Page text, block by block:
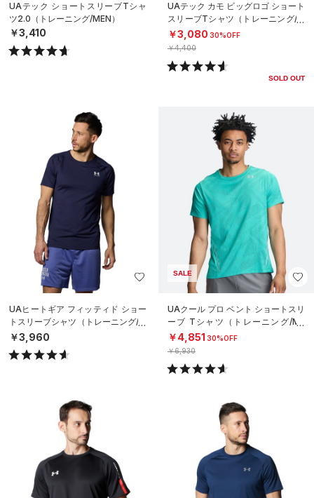
UAテック ショートスリーブTシャ
ツ2.0（トレーニング/MEN）
￥3,410
UAテック カモ ビッグロゴ ショート
スリーブTシャツ（トレーニング/M
EN）
￥3,080 30%OFF
￥4,400
SOLD OUT
UAヒートギア フィッティド ショー
トスリーブシャツ（トレーニング/M
EN）
￥3,960
SALE
UAクール プロ ベント ショートスリ
ーブ Tシャツ（トレーニング/ME
N）
￥4,851 30%OFF
￥6,930